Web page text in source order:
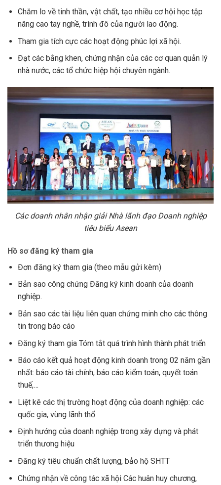
Chăm lo về tinh thần, vật chất, tạo nhiều cơ hội học tập
nâng cao tay nghề, trình đô của người lao động.
Tham gia tích cực các hoạt động phúc lợi xã hội.
Đạt các bằng khen, chứng nhận của các cơ quan quản lý
nhà nước, các tổ chức hiệp hội chuyên ngành.
Các doanh nhân nhận giải Nhà lãnh đạo Doanh nghiệp
tiêu biểu Asean
Hồ sơ đăng ký tham gia
Đơn đăng ký tham gia (theo mẫu gửi kèm)
Bản sao công chứng Đăng ký kinh doanh của doanh
nghiệp.
Bản sao các tài liệu liên quan chứng minh cho các thông
tin trong báo cáo
Đăng ký tham gia Tóm tắt quá trình hình thành phát triển
Báo cáo kết quả hoạt động kinh doanh trong 02 năm gần
nhất: báo cáo tài chính, báo cáo kiểm toán, quyết toán
thuế,…
Liệt kê các thị trường hoạt động của doanh nghiệp: các
quốc gia, vùng lãnh thổ
Định hướng của doanh nghiệp trong xây dựng và phát
triển thương hiệu
Đăng ký tiêu chuẩn chất lượng, bảo hộ SHTT
Chứng nhận về công tác xã hội Các huân huy chương,